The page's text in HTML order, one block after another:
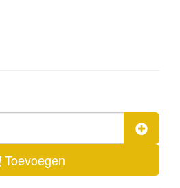
Toevoegen